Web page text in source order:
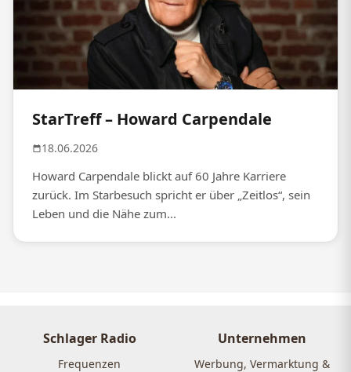
StarTreff – Howard Carpendale
18.06.2026
Howard Carpendale blickt auf 60 Jahre Karriere
zurück. Im Starbesuch spricht er über „Zeitlos“, sein
Leben und die Nähe zum...
Schlager Radio
Frequenzen
Unternehmen
Werbung, Vermarktung &